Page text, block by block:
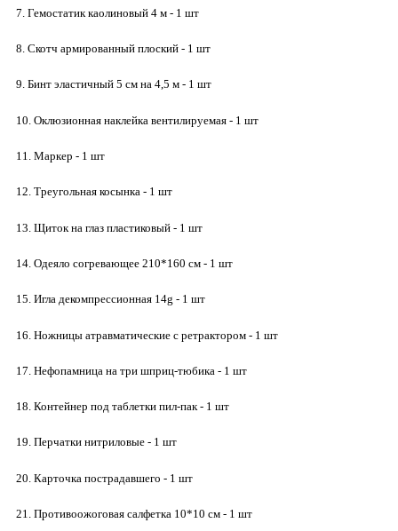
7. Гемостатик каолиновый 4 м - 1 шт
8. Скотч армированный плоский - 1 шт
9. Бинт эластичный 5 см на 4,5 м - 1 шт
10. Оклюзионная наклейка вентилируемая - 1 шт
11. Маркер - 1 шт
12. Треугольная косынка - 1 шт
13. Щиток на глаз пластиковый - 1 шт
14. Одеяло согревающее 210*160 см - 1 шт
15. Игла декомпрессионная 14g - 1 шт
16. Ножницы атравматические с ретрактором - 1 шт
17. Нефопамница на три шприц-тюбика - 1 шт
18. Контейнер под таблетки пил-пак - 1 шт
19. Перчатки нитриловые - 1 шт
20. Карточка пострадавшего - 1 шт
21. Противоожоговая салфетка 10*10 см - 1 шт